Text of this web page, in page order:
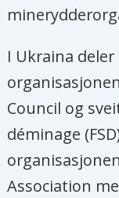
I Ukraina
Council og
déminage
Association